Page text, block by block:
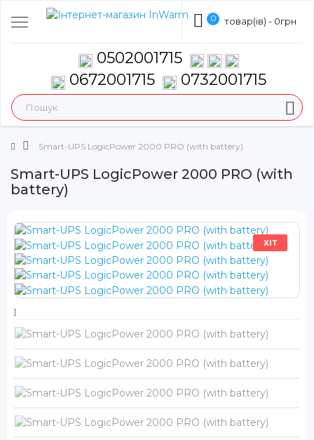
0 товар(ів) - 0грн
0502001715
0672001715
0732001715
Smart-UPS LogicPower 2000 PRO (with battery)
Smart-UPS LogicPower 2000 PRO (with
battery)
ХІТ